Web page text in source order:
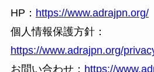
HP： https://www.adrajpn.org/
個人情報保護方針：
https://www.adrajpn.org/
お問い合わせ： https://